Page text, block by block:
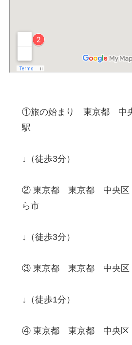
①旅の始まり 東京都 中
駅
↓（徒歩3分）
② 東京都 東京都 中央区
ら市
↓（徒歩3分）
③ 東京都 東京都 中央
↓（徒歩1分）
④ 東京都 東京都 中央区